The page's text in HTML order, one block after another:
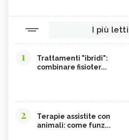
I più letti
1
Trattamenti "ibridi":
combinare fisioter...
2
Terapie assistite con
animali: come funz...